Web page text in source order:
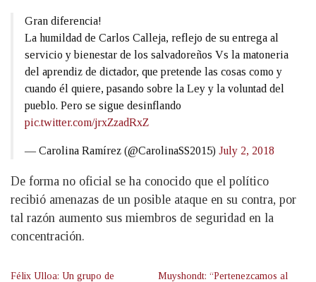
Gran diferencia!
La humildad de Carlos Calleja, reflejo de su entrega al
servicio y bienestar de los salvadoreños Vs la matoneria
del aprendiz de dictador, que pretende las cosas como y
cuando él quiere, pasando sobre la Ley y la voluntad del
pueblo. Pero se sigue desinflando
pic.twitter.com/jrxZzadRxZ
— Carolina Ramírez (@CarolinaSS2015) July 2, 2018
De forma no oficial se ha conocido que el político
recibió amenazas de un posible ataque en su contra, por
tal razón aumento sus miembros de seguridad en la
concentración.
Félix Ulloa: Un grupo de
Muyshondt: “Pertenezcamos al